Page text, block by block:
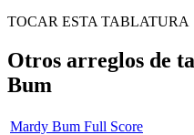
TOCAR ESTA TABLATURA
Otros arreglos de
Bum
Mardy Bum Full Score